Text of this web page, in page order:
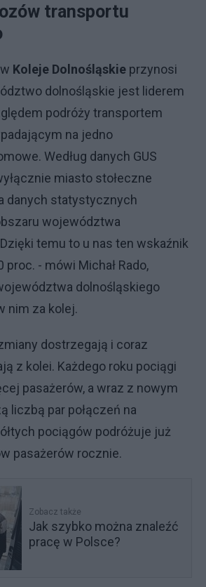
transportu
Koleje Dolnośląskie przynosi
dolnośląskie jest liderem
podróży transportem
na jedno
Według danych GUS
miasto stołeczne
danych statystycznych
województwa
temu to u nas ten wskaźnik
proc. - mówi Michał Rado,
dolnośląskiego
nim za kolej.
dostrzegają i coraz
z kolei. Każdego roku pociągi
pasażerów, a wraz z nowym
liczbą par połączeń na
pociągów podróżuje już
pasażerów rocznie.
Zobacz także
Jak szybko można znaleźć
pracę w Polsce?